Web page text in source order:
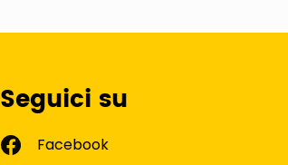
Seguici su